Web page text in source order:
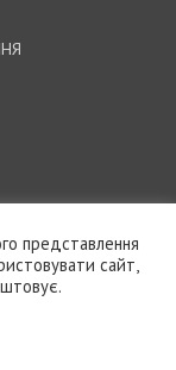
представлення
сайт,